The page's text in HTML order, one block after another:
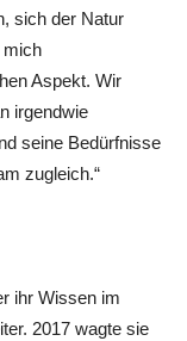
sich der Natur
mich
Aspekt. Wir
irgendwie
seine Bedürfnisse
zugleich.“
ihr Wissen im
2017 wagte sie